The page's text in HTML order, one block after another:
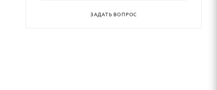
ЗАДАТЬ ВОПРОС